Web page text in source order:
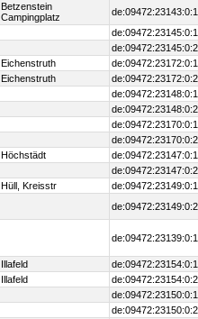
Betzenstein
Campingplatz
de:09472:23143:0:1
de:09472:23145:0:1
de:09472:23145:0:2
Eichenstruth
de:09472:23172:0:1
Eichenstruth
de:09472:23172:0:2
de:09472:23148:0:1
de:09472:23148:0:2
de:09472:23170:0:1
de:09472:23170:0:2
Höchstädt
de:09472:23147:0:1
de:09472:23147:0:2
Hüll, Kreisstr
de:09472:23149:0:1
de:09472:23149:0:2
de:09472:23139:0:1
Illafeld
de:09472:23154:0:1
Illafeld
de:09472:23154:0:2
de:09472:23150:0:1
de:09472:23150:0:2